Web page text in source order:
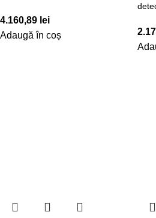
4.160,89 lei
Adaugă în coș